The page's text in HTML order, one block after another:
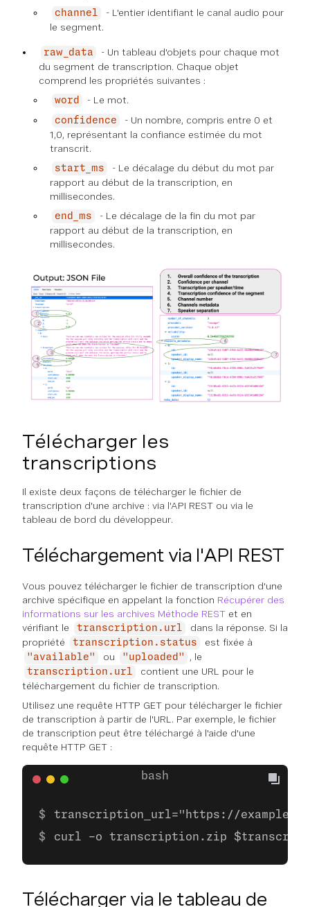
channel
- L'entier identifiant le canal audio pour
le segment.
raw_data
- Un tableau d'objets pour chaque mot
du segment de transcription. Chaque objet
comprend les propriétés suivantes :
word - Le mot.
confidence
- Un nombre, compris entre 0 et
1,0, représentant la confiance estimée du mot
transcrit.
start_ms
- Le décalage du début du mot par
rapport au début de la transcription, en
millisecondes.
end_ms
- Le décalage de la fin du mot par
rapport au début de la transcription, en
millisecondes.
Télécharger les
transcriptions
Il existe deux façons de télécharger le fichier de
transcription d'une archive : via l'API REST ou via le
tableau de bord du développeur.
Téléchargement via l'API REST
Vous pouvez télécharger le fichier de transcription d'une
archive spécifique en appelant la fonction Récupérer des
informations sur les archives Méthode REST et en
vérifiant le
transcription.url
dans la réponse. Si la
propriété
transcription.status est fixée à
"available" ou "uploaded" , le
transcription.url
contient une URL pour le
téléchargement du fichier de transcription.
Utilisez une requête HTTP GET pour télécharger le fichier
de transcription à partir de l'URL. Par exemple, le fichier
de transcription peut être téléchargé à l'aide d'une
requête HTTP GET :
transcription_url="https://
curl -o transcription.zip
Télécharger via le tableau de